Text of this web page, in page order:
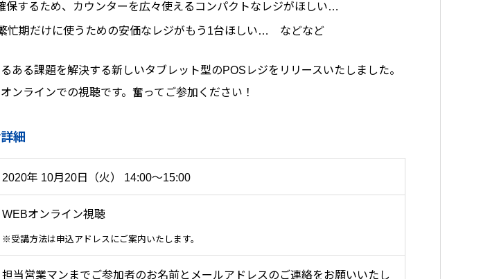
保するため、カウンターを広々使えるコンパクトなレジがほしい…
忙期だけに使うための安価なレジがもう1台ほしい… などなど
ある課題を解決する新しいタブレット型のPOSレジをリリースいたしました。
ンラインでの視聴です。奮ってご参加ください！
細
2020年 10月20日（火） 14:00～15:00
WEBオンライン視聴
※受講方法は申込アドレスにご案内いたします。
担当営業マンまでご参加者のお名前とメールアドレスのご連絡をお願いいたし